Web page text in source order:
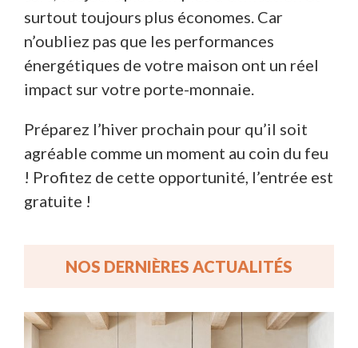
surtout toujours plus économes. Car
n’oubliez pas que les performances
énergétiques de votre maison ont un réel
impact sur votre porte-monnaie.
Préparez l’hiver prochain pour qu’il soit
agréable comme un moment au coin du feu
! Profitez de cette opportunité, l’entrée est
gratuite !
NOS DERNIÈRES ACTUALITÉS